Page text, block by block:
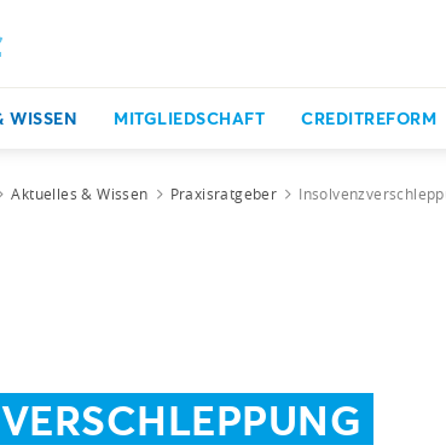
WISSEN MITGLIEDSCHAFT CREDITREFORM
Aktuelles & Wissen Praxisratgeber